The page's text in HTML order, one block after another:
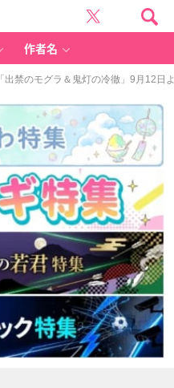
作者名
出禁のモグラ＆鬼灯の冷徹」9月12日